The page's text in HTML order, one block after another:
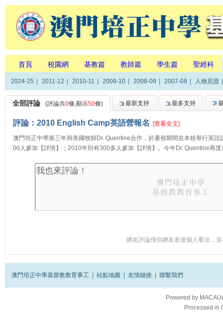
首頁 校園網 基教篇 教師篇 學生篇 聖經科
2024-25 2011-12 2010-11 2009-10 2008-09 2007-08 人物見證
全部評論 (評論共0條,顯示50條) 最新支持 最多支持
評論：2010 English Camp英語營報名 [查看全文]
澳門培正中學第三年與美國牧師Dr. Quentine合作，於暑假期間在本校舉行英
00人參加【詳情】；2010年則有300多人參加【詳情】。今年Dr. Quentine再
網友評論僅供網友表達個人看法，
澳門培正中學基督教教育事工 站點地圖 友情鏈接 聯繫我們
Powered by
Processed in